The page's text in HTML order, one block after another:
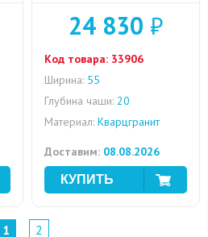
24 830 ₽
Код товара: 33906
Ширина: 55
Глубина чаши: 20
Материал: Кварцгранит
Доставим: 08.08.2026
1 2